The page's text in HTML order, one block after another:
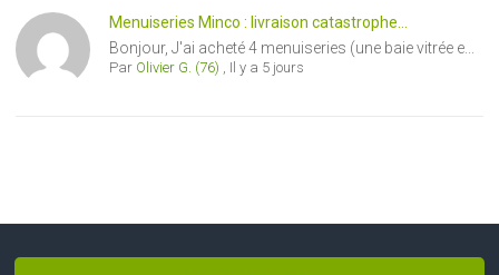
Menuiseries Minco : livraison catastrophe...
Bonjour, J'ai acheté 4 menuiseries (une baie vitrée e...
Par Olivier G. (76) , Il y a 5 jours